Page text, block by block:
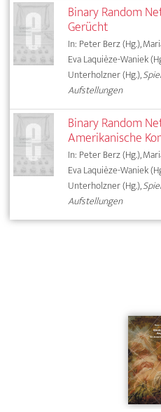
Binary Random
Gerücht
In: Peter Berz (Hg.),
Eva Laquièze-Waniek
Unterholzner (Hg.),
Aufstellungen
Binary Random
Amerikanische
In: Peter Berz (Hg.),
Eva Laquièze-Waniek
Unterholzner (Hg.),
Aufstellungen